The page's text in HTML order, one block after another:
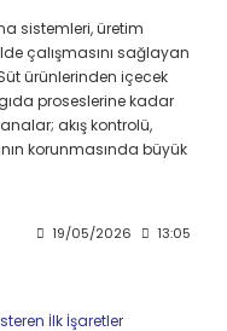
sistemleri, üretim
çalışmasını sağlayan
ürünlerinden içecek
proseslerine kadar
akış kontrolü,
korunmasında büyük
19/05/2026 13:05